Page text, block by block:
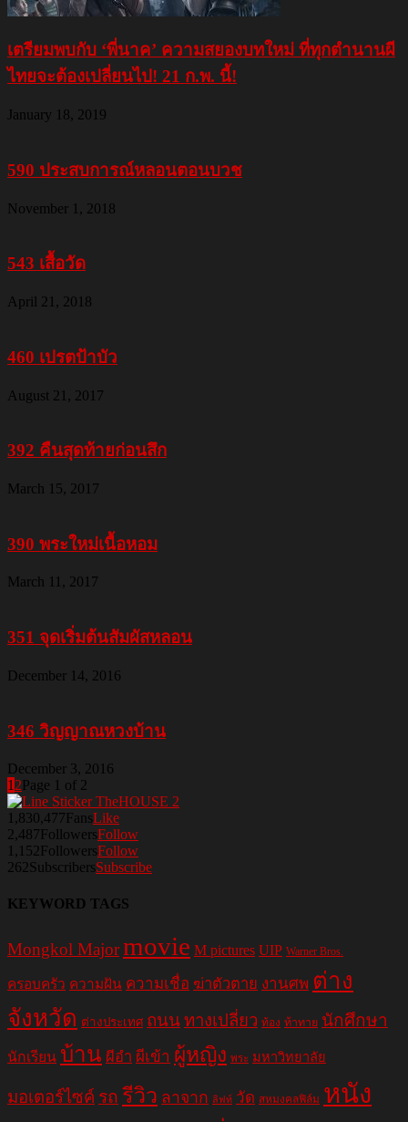
เตรียมพบกับ ‘พี่นาค’ ความสยองบทใหม่ ที่ทุกตำนานผี
ไทยจะต้องเปลี่ยนไป! 21 ก.พ. นี้!
January 18, 2019
590 ประสบการณ์หลอนตอนบวช
November 1, 2018
543 เสื้อวัด
April 21, 2018
460 เปรตป้าบัว
August 21, 2017
392 คืนสุดท้ายก่อนสึก
March 15, 2017
390 พระใหม่เนื้อหอม
March 11, 2017
351 จุดเริ่มต้นสัมผัสหลอน
December 14, 2016
346 วิญญาณหวงบ้าน
December 3, 2016
1 2Page 1 of 2
1,830,477FansLike
2,487FollowersFollow
1,152FollowersFollow
262SubscribersSubscribe
KEYWORD TAGS
Mongkol Majormovie M pictures UIP Warner Bros.
ครอบครัว ความฝัน ความเชื่อ ฆ่าตัวตาย งานศพ ต่าง
จังหวัด ต่างประเทศ ถนนทางเปลี่ยว ท้อง ท้าทาย นักศึกษา
นักเรียน บ้าน ผีอำ ผีเข้า ผู้หญิง พระ มหาวิทยาลัย
มอเตอร์ไซค์ รถ รีวิว ลาจาก ลิฟท์ วัด สหมงคลฟิล์ม หนัง